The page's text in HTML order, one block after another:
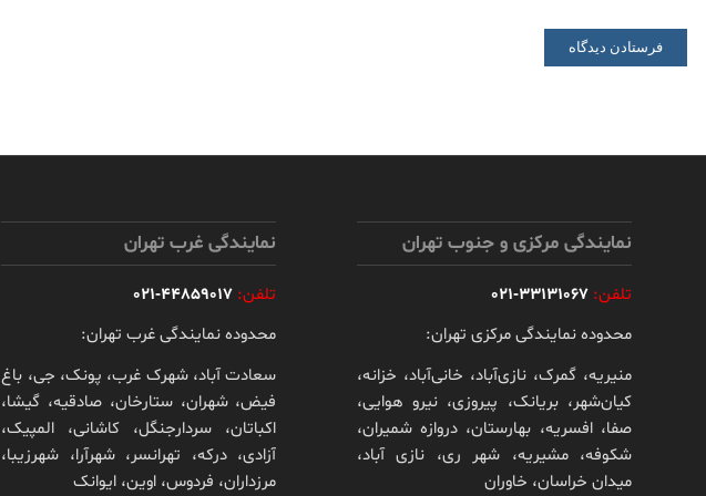
نمایندگی مرکزی و جنوب تهران
تلفن: 33131067-021
محدوده نمایندگی مرکزی تهران:
منیریه، گمرک، نازی‌آباد، خانی‌آباد، خزانه،
کیان‌شهر، بریانک، پیروزی، نیرو هوایی،
صفا، افسریه، بهارستان، دروازه شمیران،
شکوفه، مشیریه، شهر ری، نازی آباد،
میدان خراسان، خاوران
نمایندگی غرب تهران
تلفن: 44859017-021
محدوده نمایندگی غرب تهران:
سعادت آباد، شهرک غرب، پونک، جی، باغ
فیض، شهران، ستارخان، صادقیه، گیشا،
اکباتان، سردارجنگل، کاشانی، المپیک،
آزادی، درکه، تهرانسر، شهرآرا، شهرزیبا،
مرزداران، فردوس، اوین، ایوانک